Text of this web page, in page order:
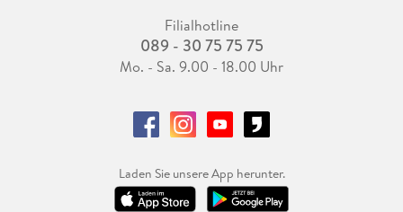
Filialhotline
089 - 30 75 75 75
Mo. - Sa. 9.00 - 18.00 Uhr
Laden Sie unsere App herunter.